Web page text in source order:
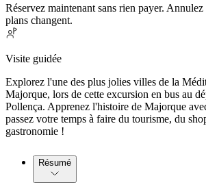
Réservez maintenant sans rien payer.
plans changent.
Visite guidée
Explorez l'une des plus jolies villes de la
Majorque, lors de cette excursion en bus au
Pollença. Apprenez l'histoire de Majorque
passez votre temps à faire du tourisme, du
gastronomie !
Résumé